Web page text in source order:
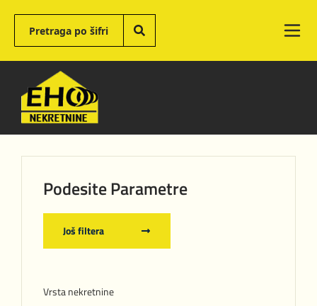
Podesite Parametre
Još filtera
Vrsta nekretnine